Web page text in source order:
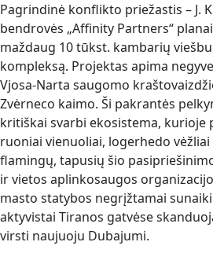
Pagrindinė konflikto priežastis – J.
bendrovės „Affinity Partners“
maždaug 10 tūkst. kambarių
kompleksą. Projektas apima
Vjosa-Narta saugomo
Zvėrneco kaimo. Ši pakrantės
kritiškai svarbi ekosistema, kurioje
ruoniai vienuoliai, logerhedo
flamingų, tapusių šio
ir vietos aplinkosaugos
masto statybos negrįžtamai
aktyvistai Tiranos gatvėse
virsti naujuoju Dubajumi.